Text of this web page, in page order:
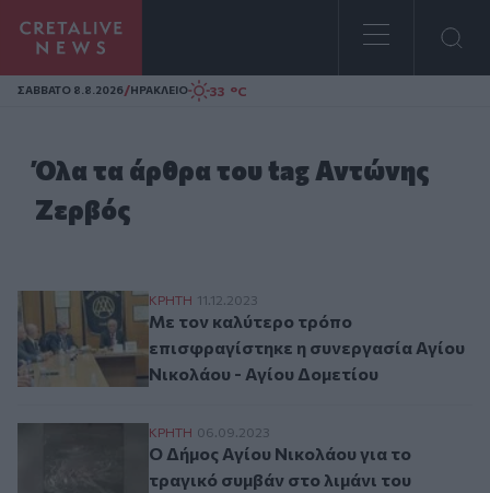
Homepage
ΣAΒΒΑΤΟ 8.8.2026/ΗΡΑΚΛΕΙΟ 33 °C
Όλα τα άρθρα του tag Αντώνης
Ζερβός
Με τον καλύτερο τρόπο επισφραγίστηκε
ΚΡΗΤΗ 11.12.2023
Με τον καλύτερο τρόπο
επισφραγίστηκε η συνεργασία Αγίου
Νικολάου - Αγίου Δομετίου
Ο Δήμος Αγίου Νικολάου για το τραγικό
ΚΡΗΤΗ 06.09.2023
Ο Δήμος Αγίου Νικολάου για το
τραγικό συμβάν στο λιμάνι του